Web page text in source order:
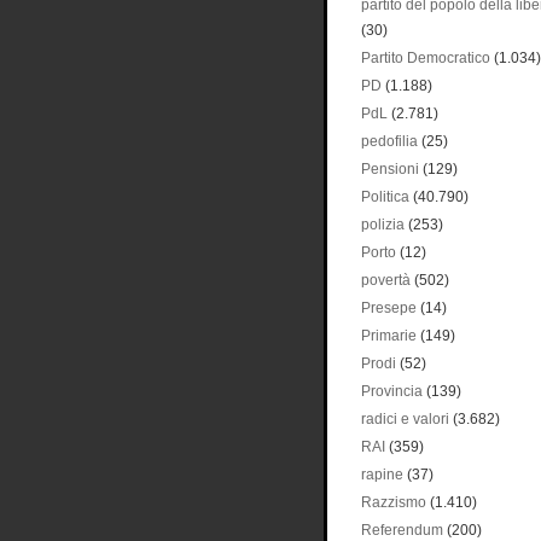
partito del popolo della
(30)
Partito Democratico (1.034)
PD (1.188)
PdL (2.781)
pedofilia (25)
Pensioni (129)
Politica (40.790)
polizia (253)
Porto (12)
povertà (502)
Presepe (14)
Primarie (149)
Prodi (52)
Provincia (139)
radici e valori (3.682)
RAI (359)
rapine (37)
Razzismo (1.410)
Referendum (200)